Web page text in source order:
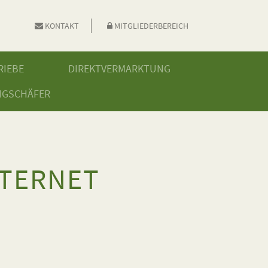
KONTAKT MITGLIEDERBEREICH
DIREKTVERMARKTUNG